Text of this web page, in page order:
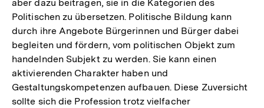
aber dazu beitragen, sie in die Kategorien des
Politischen zu übersetzen. Politische Bildung kann
durch ihre Angebote Bürgerinnen und Bürger dabei
begleiten und fördern, vom politischen Objekt zum
handelnden Subjekt zu werden. Sie kann einen
aktivierenden Charakter haben und
Gestaltungskompetenzen aufbauen. Diese Zuversicht
sollte sich die Profession trotz vielfacher